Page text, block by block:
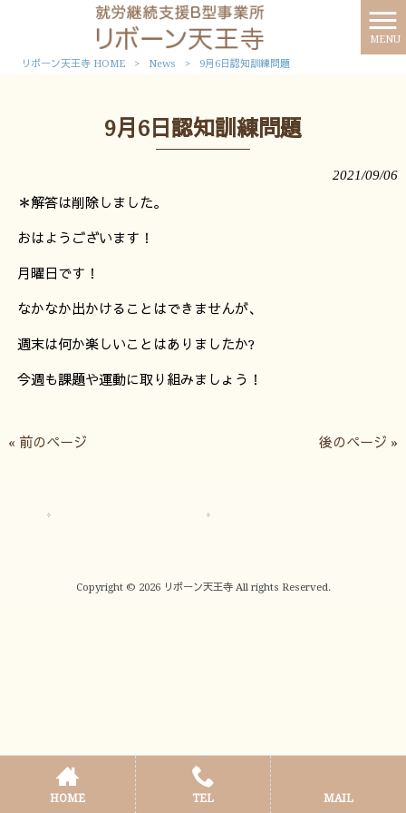
MENU
リボーン天王寺 HOME > News > 9月6日認知訓練問題
9月6日認知訓練問題
2021/09/06
＊解答は削除しました。
おはようございます！
月曜日です！
なかなか出かけることはできませんが、
週末は何か楽しいことはありましたか?
今週も課題や運動に取り組みましょう！
« 前のページ 後のページ »
Copyright © 2026 リボーン天王寺 All rights Reserved.
HOME TEL MAIL